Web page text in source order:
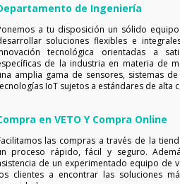
de Ingeniería
a tu disposición un sólido
soluciones flexibles e
tecnológica orientadas a
de la industria en materia de
amplia gama de sensores, sistemas
IoT sujetos a estándares de alta
en VETO Y Compra Online
las compras a través de la
proceso rápido, fácil y seguro.
de un experimentado equipo de
clientes a encontrar las soluciones